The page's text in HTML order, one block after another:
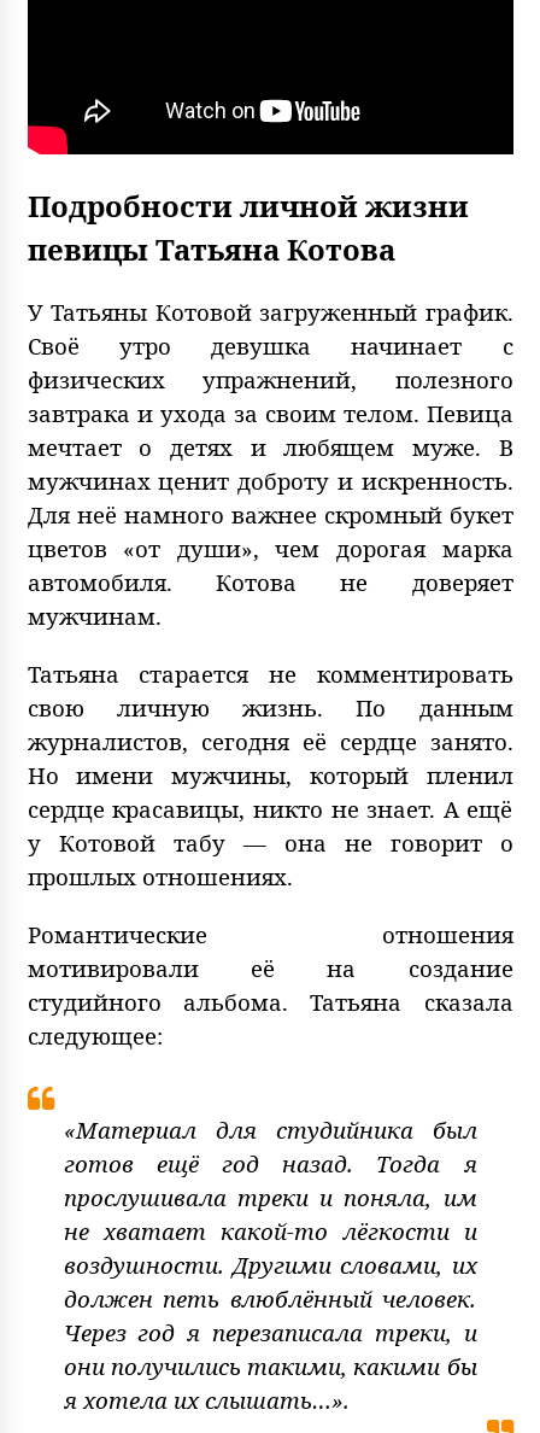
Подробности личной жизни
певицы Татьяна Котова
У Татьяны Котовой загруженный график.
Своё утро девушка начинает с
физических упражнений, полезного
завтрака и ухода за своим телом. Певица
мечтает о детях и любящем муже. В
мужчинах ценит доброту и искренность.
Для неё намного важнее скромный букет
цветов «от души», чем дорогая марка
автомобиля. Котова не доверяет
мужчинам.
Татьяна старается не комментировать
свою личную жизнь. По данным
журналистов, сегодня её сердце занято.
Но имени мужчины, который пленил
сердце красавицы, никто не знает. А ещё
у Котовой табу — она не говорит о
прошлых отношениях.
Романтические отношения
мотивировали её на создание
студийного альбома. Татьяна сказала
следующее:
«Материал для студийника был
готов ещё год назад. Тогда я
прослушивала треки и поняла, им
не хватает какой-то лёгкости и
воздушности. Другими словами, их
должен петь влюблённый человек.
Через год я перезаписала треки, и
они получились такими, какими бы
я хотела их слышать…».